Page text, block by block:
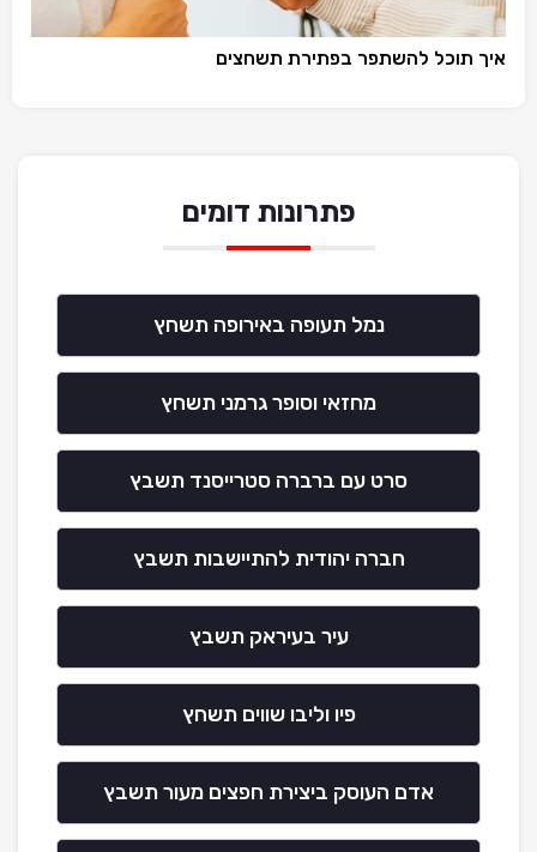
איך תוכל להשתפר בפתירת תשחצים
פתרונות דומים
נמל תעופה באירופה תשחץ
מחזאי וסופר גרמני תשחץ
סרט עם ברברה סטרייסנד תשבץ
חברה יהודית להתיישבות תשבץ
עיר בעיראק תשבץ
פיו וליבו שווים תשחץ
אדם העוסק ביצירת חפצים מעור תשבץ